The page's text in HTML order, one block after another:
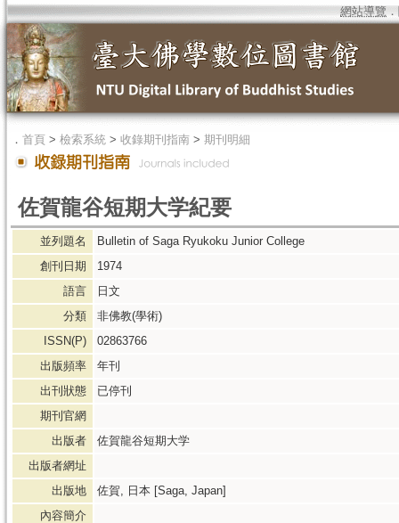
網站導覽 ．
． 首頁 > 檢索系統 > 收錄期刊指南 > 期刊明細
佐賀龍谷短期大学紀要
並列題名
Bulletin of Saga Ryukoku Junior College
創刊日期
1974
語言
日文
分類
非佛教(學術)
ISSN(P)
02863766
出版頻率
年刊
出刊狀態
已停刊
期刊官網
出版者
佐賀龍谷短期大学
出版者網址
出版地
佐賀, 日本 [Saga, Japan]
內容簡介